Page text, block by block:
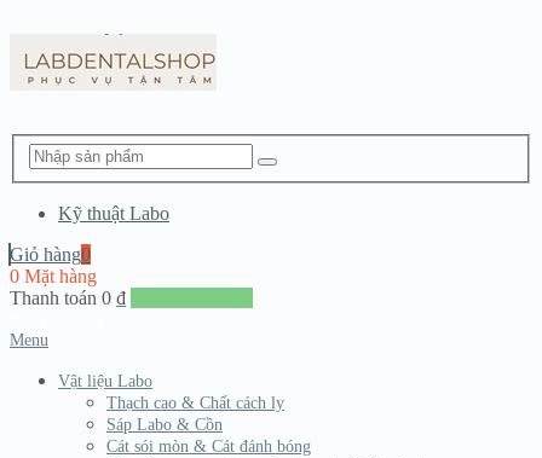
Kỹ thuật Labo
Giỏ hàng0
0 Mặt hàng
Thanh toán 0 ₫
Menu
Vật liệu Labo
Thạch cao & Chất cách ly
Sáp Labo & Cồn
Cát sói mòn & Cát đánh bóng